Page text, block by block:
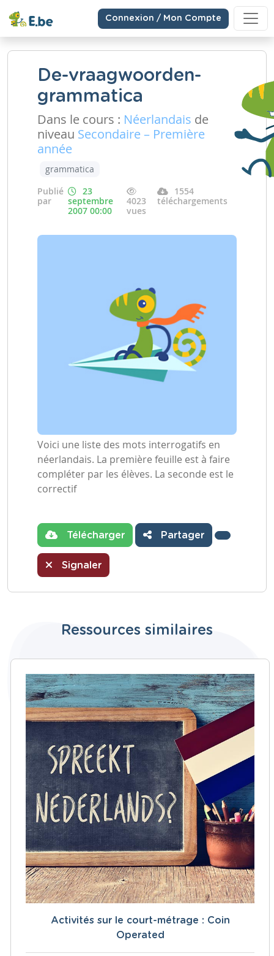
Connexion / Mon Compte
De-vraagwoorden-
grammatica
Dans le cours : Néerlandais de
niveau Secondaire – Première
année
grammatica
Publié
par
23
septembre
2007 00:00
4023
vues
1554
téléchargements
Voici une liste des mots interrogatifs en
néerlandais. La première feuille est à faire
compléter par les élèves. La seconde est le
correctif
Télécharger Partager
Signaler
Ressources similaires
Activités sur le court-métrage : Coin
Operated